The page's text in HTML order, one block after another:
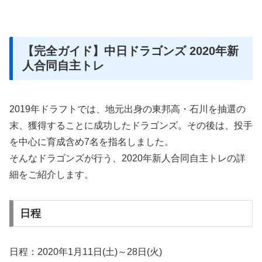
【完全ガイド】中日ドラゴンズ 2020年新
人合同自主トレ
2019年ドラフトでは、地元出身の東邦高・石川を抽選の
末、獲得することに成功したドラゴンズ。その後は、投手
を中心に育成含め7名を指名しました。
そんなドラゴンズが行う、2020年新人合同自主トレの詳
細をご紹介します。
日程
日程：2020年1月11日(土)～28日(火)